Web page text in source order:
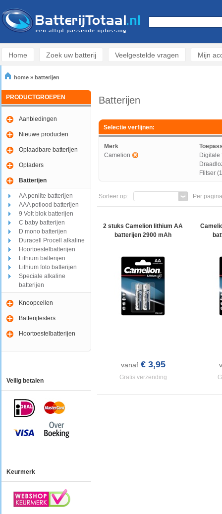
Home Zoek uw batterij Veelgestelde vragen Mijn
home » batterijen
PRODUCTGROEPEN
Aanbiedingen
Nieuwe producten
Oplaadbare batterijen
Opladers
Batterijen
AA penlite batterijen
AAA potlood batterijen
9 Volt blok batterijen
C baby batterijen
D mono batterijen
Duracell Procell alkaline
Hoortoestelbatterijen
Lithium batterijen
Lithium foto batterijen
Speciale alkaline
batterijen
Knoopcellen
Batterijtesters
Hoortoestelbatterijen
Veilig betalen
Keurmerk
Batterijen
Selectie verfijnen:
Merk
Camelion
Digitale
Flitser
Sorteer op: Per
2 stuks Camelion lithium AA
batterijen 2900 mAh
vanaf € 3,95
Gratis verzending